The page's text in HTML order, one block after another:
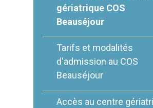
gériatrique COS
Beauséjour
Tarifs et modalités
d'admission au COS
Beauséjour
Accès au centre